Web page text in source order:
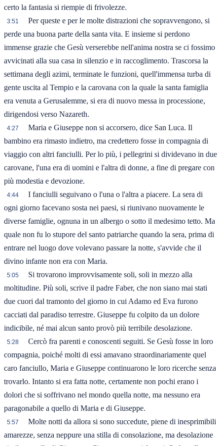
certo la fantasia si riempie di frivolezze.
3:51
Per queste e per le molte distrazioni che sopravvengono, si
perde una buona parte della santa vita. E insieme si perdono
immense grazie che Gesù verserebbe nell'anima nostra se ci fossimo
avvicinati alla sua casa in silenzio e in raccoglimento. Trascorsa la
settimana degli azimi, terminate le funzioni, quell'immensa turba di
gente uscita al Tempio e la carovana con la quale la santa famiglia
era venuta a Gerusalemme, si era di nuovo messa in processione,
dirigendosi verso Nazareth.
4:27
Maria e Giuseppe non si accorsero, dice San Luca. Il
bambino era rimasto indietro, ma credettero fosse in compagnia di
viaggio con altri fanciulli. Per lo più, i pellegrini si dividevano in due
carovane, l'una era di uomini e l'altra di donne, a fine di pregare con
più modestia e devozione.
4:44
I fanciulli seguivano o l'una o l'altra a piacere. La sera di
ogni giorno facevano sosta nei paesi, si riunivano nuovamente le
diverse famiglie, ognuna in un albergo o sotto il medesimo tetto. Ma
quale non fu lo stupore del santo patriarche quando la sera, prima di
entrare nel luogo dove volevano passare la notte, s'avvide che il
divino infante non era con Maria.
5:05
Si trovarono improvvisamente soli, soli in mezzo alla
moltitudine. Più soli, scrive il padre Faber, che non siano mai stati
due cuori dal tramonto del giorno in cui Adamo ed Eva furono
cacciati dal paradiso terrestre. Giuseppe fu colpito da un dolore
indicibile, né mai alcun santo provò più terribile desolazione.
5:28
Cercò fra parenti e conoscenti seguiti. Se Gesù fosse in loro
compagnia, poiché molti di essi amavano straordinariamente quel
caro fanciullo, Maria e Giuseppe continuarono le loro ricerche senza
trovarlo. Intanto si era fatta notte, certamente non pochi erano i
dolori che si soffrivano nel mondo quella notte, ma nessuno era
paragonabile a quello di Maria e di Giuseppe.
5:57
Molte notti da allora si sono succedute, piene di inesprimibili
amarezze, senza neppure una stilla di consolazione, ma desolazione